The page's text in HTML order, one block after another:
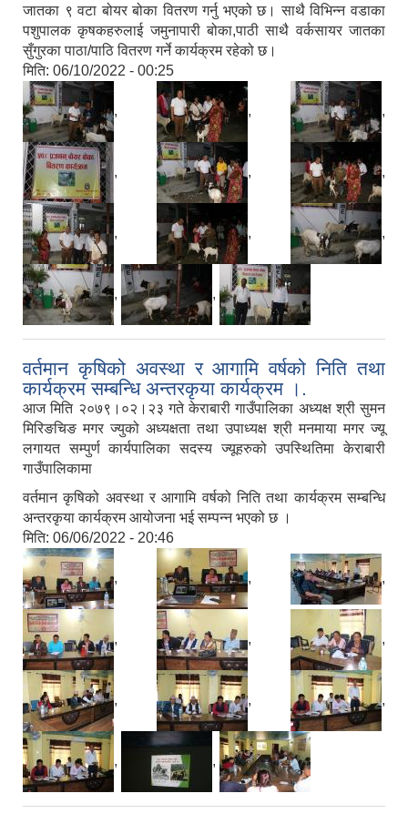
जातका ९ वटा बोयर बोका वितरण गर्नु भएको छ। साथै विभिन्न वडाका
पशुपालक कृषकहरुलाई जमुनापारी बोका,पाठी साथै वर्कसायर जातका
सुँगुरका पाठा/पाठि वितरण गर्ने कार्यक्रम रहेको छ।
मिति: 06/10/2022 - 00:25
, , ,
, , ,
, , ,
, ,
वर्तमान कृषिको अवस्था र आगामि वर्षको निति तथा
कार्यक्रम सम्बन्धि अन्तरकृया कार्यक्रम ।.
आज मिति २०७९।०२।२३ गते केराबारी गाउँपालिका अध्यक्ष श्री सुमन
मिरिङचिङ मगर ज्युको अध्यक्षता तथा उपाध्यक्ष श्री मनमाया मगर ज्यू
लगायत सम्पुर्ण कार्यपालिका सदस्य ज्यूहरुको उपस्थितिमा केराबारी
गाउँपालिकामा
वर्तमान कृषिको अवस्था र आगामि वर्षको निति तथा कार्यक्रम सम्बन्धि
अन्तरकृया कार्यक्रम आयोजना भई सम्पन्न भएको छ ।
मिति: 06/06/2022 - 20:46
, , ,
, , ,
, , ,
, ,